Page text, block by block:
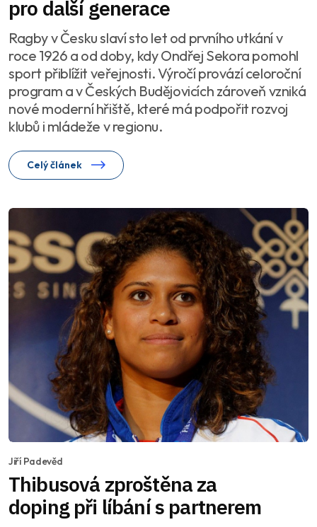
pro další generace
Ragby v Česku slaví sto let od prvního utkání v
roce 1926 a od doby, kdy Ondřej Sekora pomohl
sport přiblížit veřejnosti. Výročí provází celoroční
program a v Českých Budějovicích zároveň vzniká
nové moderní hřiště, které má podpořit rozvoj
klubů i mládeže v regionu.
Celý článek
Jiří Padevěd
Thibusová zproštěna za
doping při líbání s partnerem